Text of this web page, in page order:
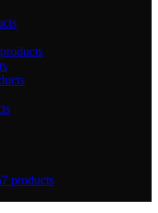
7 products